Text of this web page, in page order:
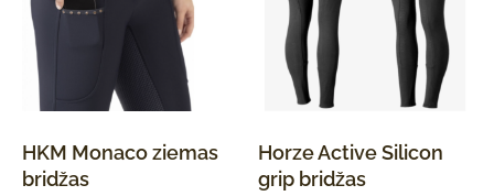
HKM Monaco ziemas
bridžas
Horze Active Silicon
grip bridžas